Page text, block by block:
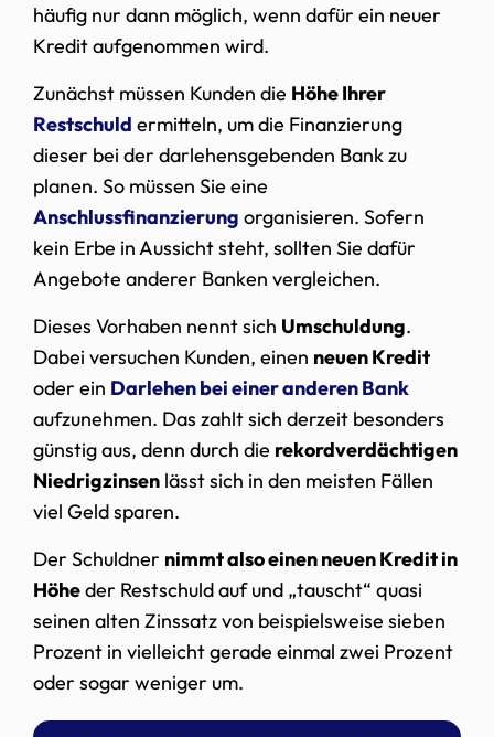
häufig nur dann möglich, wenn dafür ein neuer
Kredit aufgenommen wird.
Zunächst müssen Kunden die Höhe Ihrer
Restschuld ermitteln, um die Finanzierung
dieser bei der darlehensgebenden Bank zu
planen. So müssen Sie eine
Anschlussfinanzierung organisieren. Sofern
kein Erbe in Aussicht steht, sollten Sie dafür
Angebote anderer Banken vergleichen.
Dieses Vorhaben nennt sich Umschuldung.
Dabei versuchen Kunden, einen neuen Kredit
oder ein Darlehenbei einer anderen Bank
aufzunehmen. Das zahlt sich derzeit besonders
günstig aus, denn durch die rekordverdächtigen
Niedrigzinsen lässt sich in den meisten Fällen
viel Geld sparen.
Der Schuldner nimmt also einen neuen Kredit in
Höheder Restschuld auf und „tauscht“ quasi
seinen alten Zinssatz von beispielsweise sieben
Prozent in vielleicht gerade einmal zwei Prozent
oder sogar weniger um.